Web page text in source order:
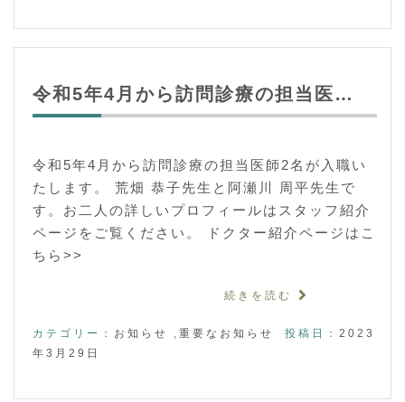
令和5年4月から訪問診療の担当医…
令和5年4月から訪問診療の担当医師2名が入職い
たします。 荒畑 恭子先生と阿瀬川 周平先生で
す。お二人の詳しいプロフィールはスタッフ紹介
ページをご覧ください。 ドクター紹介ページはこ
ちら>>
続きを読む
カテゴリー： お知らせ , 重要なお知らせ 投稿日： 2023
年3月29日